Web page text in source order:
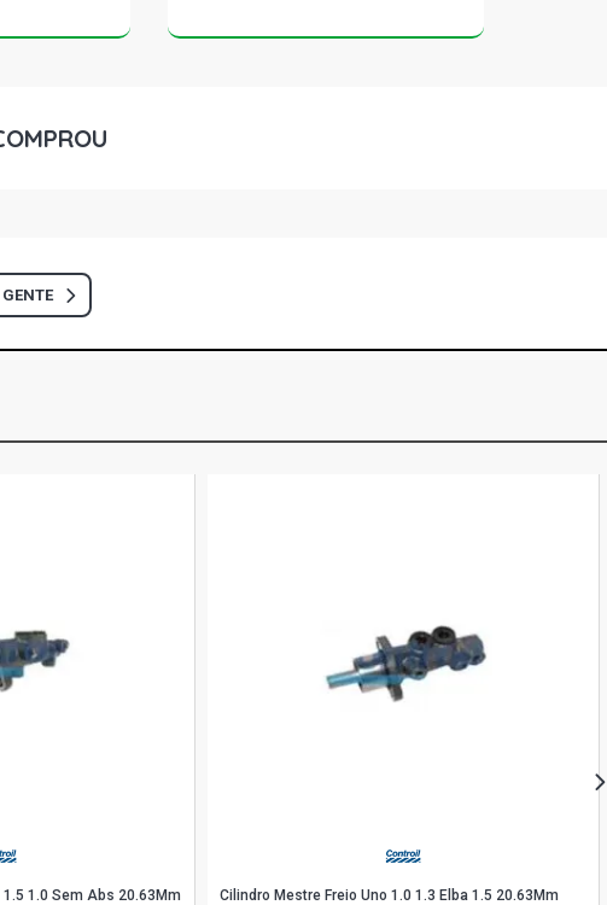
EX HATCH 1.3 8V FIRE FLEX (2004 - 2008)
EX HATCH 1.3 8V FIRE GASOLINA (2002 -
ELX HATCH 1.5 8V FIASA GASOLINA (1997 -
- 2003)
STILE HATCH 1.6 16V TORQUE GASOLINA
ELX HATCH 1.6 8V SEVEL GASOLINA (1998 -
1.0 Sem Abs 20.63Mm
Cilindro Mestre Freio Uno 1.0 1.3 Elba 1.5 20.63Mm